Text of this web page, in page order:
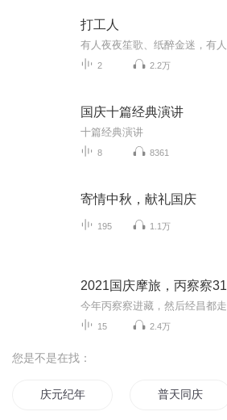
打工人
2 2.2万
国庆十篇经典演讲
十篇经典演讲
8 8361
寄情中秋，献礼国庆
195 1.1万
2021国庆摩旅，丙察察
15 2.4万
您是不是在找：
庆元纪年 普天同庆